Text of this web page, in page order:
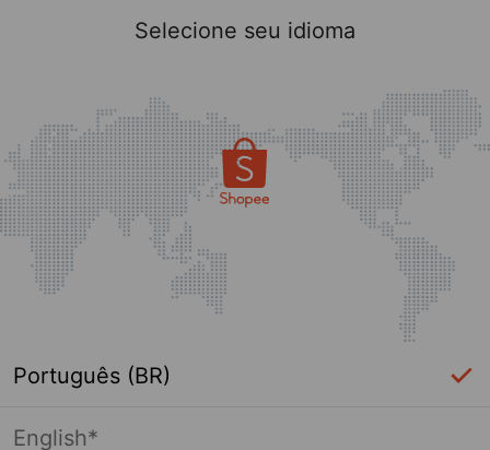
Selecione seu idioma
Português (BR)
English*